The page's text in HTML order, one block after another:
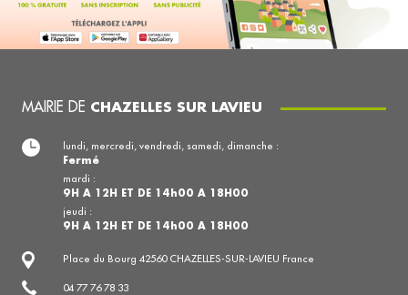
MAIRIE DE CHAZELLES SUR LAVIEU
Place du Bourg 42560 CHAZELLES-SUR-LAVIEU France
04 77 76 78 33
lundi, mercredi, vendredi, samedi, dimanche :
Fermé
mardi :
9H A 12H ET DE 14h00 A 18H00
jeudi :
9H A 12H ET DE 14h00 A 18H00